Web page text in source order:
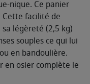
nique. Ce panier
Cette facilité de
légèreté (2,5 kg)
souples ce qui lui
en bandoulière.
en osier complète le